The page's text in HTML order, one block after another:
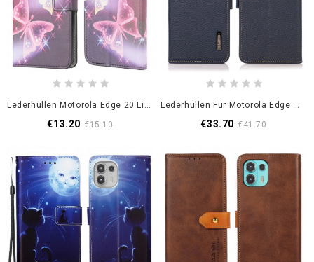
Lederhüllen Motorola Edge 20 Lite Schmetterlinge Und Blumen
€13.20 €15.10
Lederhüllen Für Motorola Edge 20 Lite Echtes Leder Litschi Khazneh Rfid
€33.70 €41.70